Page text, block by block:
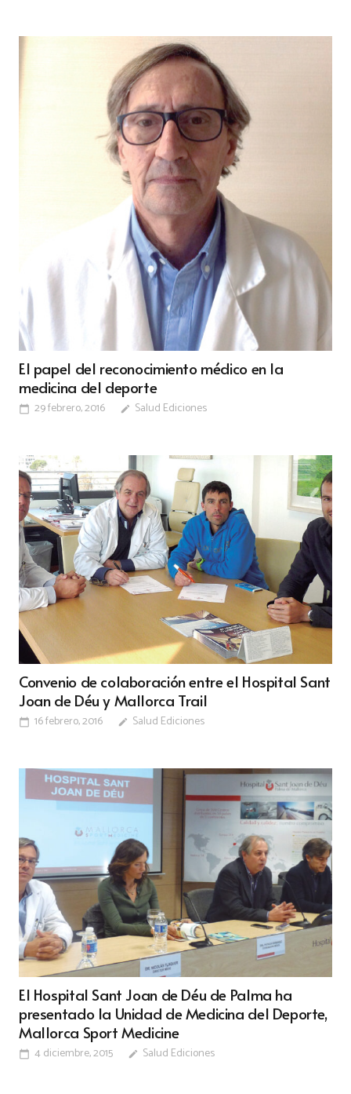
El papel del reconocimiento médico en la
medicina del deporte
calendar_today 29 febrero, 2016 edit Salud Ediciones
Convenio de colaboración entre el Hospital Sant
Joan de Déu y Mallorca Trail
calendar_today 16 febrero, 2016 edit Salud Ediciones
El Hospital Sant Joan de Déu de Palma ha
presentado la Unidad de Medicina del Deporte,
Mallorca Sport Medicine
calendar_today 4 diciembre, 2015 edit Salud Ediciones